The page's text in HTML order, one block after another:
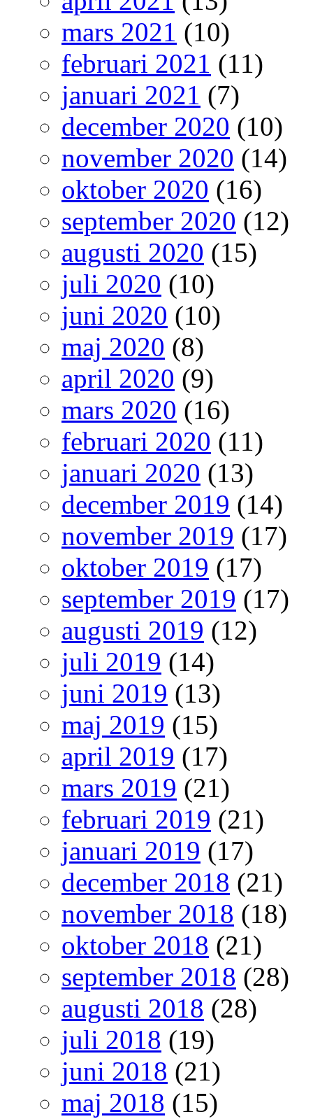
mars 2021 (10)
februari 2021 (11)
januari 2021 (7)
december 2020 (10)
november 2020 (14)
oktober 2020 (16)
september 2020 (12)
augusti 2020 (15)
juli 2020 (10)
juni 2020 (10)
maj 2020 (8)
april 2020 (9)
mars 2020 (16)
februari 2020 (11)
januari 2020 (13)
december 2019 (14)
november 2019 (17)
oktober 2019 (17)
september 2019 (17)
augusti 2019 (12)
juli 2019 (14)
juni 2019 (13)
maj 2019 (15)
april 2019 (17)
mars 2019 (21)
februari 2019 (21)
januari 2019 (17)
december 2018 (21)
november 2018 (18)
oktober 2018 (21)
september 2018 (28)
augusti 2018 (28)
juli 2018 (19)
juni 2018 (21)
maj 2018 (15)